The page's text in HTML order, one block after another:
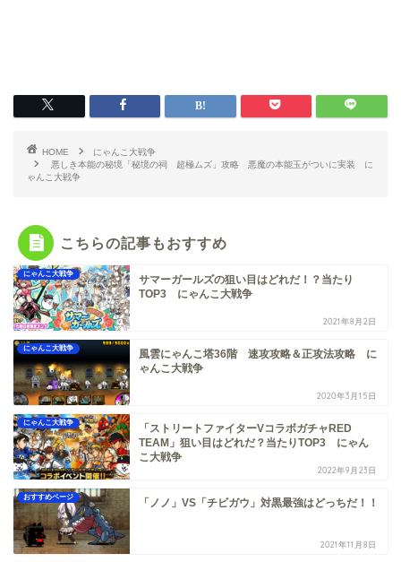
HOME
にゃんこ大戦争
悪しき本能の秘境「秘境の祠 超極ムズ」攻略 悪魔の本能玉がついに実装 に
ゃんこ大戦争
こちらの記事もおすすめ
にゃんこ大戦争
サマーガールズの狙い目はどれだ！？当たり
TOP3 にゃんこ大戦争
2021年8月2日
にゃんこ大戦争
風雲にゃんこ塔36階 速攻攻略＆正攻法攻略 に
ゃんこ大戦争
2020年3月15日
にゃんこ大戦争
「ストリートファイターVコラボガチャRED
TEAM」狙い目はどれだ？当たりTOP3 にゃん
こ大戦争
2022年9月23日
おすすめページ 「ノノ」VS「チビガウ」対黒最強はどっちだ！！
2021年11月8日